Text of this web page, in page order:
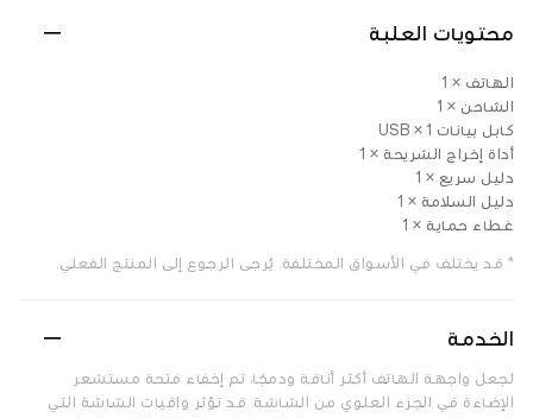
محتويات العلبة
الهاتف × 1
الشاحن × 1
كابل بيانات USB × 1
أداة إخراج الشريحة × 1
دليل سريع × 1
دليل السلامة × 1
غطاء حماية × 1
* قد يختلف في الأسواق المختلفة. يُرجى الرجوع إلى المنتج الفعلي.
الخدمة
لجعل واجهة الهاتف أكثر أناقة ودمجًا، تم إخفاء فتحة مستشعر
الإضاءة في الجزء العلوي من الشاشة. قد تؤثر واقيات الشاشة التي